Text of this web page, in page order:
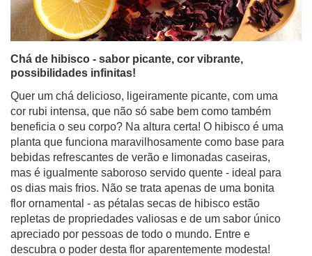
Chá de hibisco - sabor picante, cor vibrante,
possibilidades infinitas!
Quer um chá delicioso, ligeiramente picante, com uma
cor rubi intensa, que não só sabe bem como também
beneficia o seu corpo? Na altura certa! O hibisco é uma
planta que funciona maravilhosamente como base para
bebidas refrescantes de verão e limonadas caseiras,
mas é igualmente saboroso servido quente - ideal para
os dias mais frios. Não se trata apenas de uma bonita
flor ornamental - as pétalas secas de hibisco estão
repletas de propriedades valiosas e de um sabor único
apreciado por pessoas de todo o mundo. Entre e
descubra o poder desta flor aparentemente modesta!